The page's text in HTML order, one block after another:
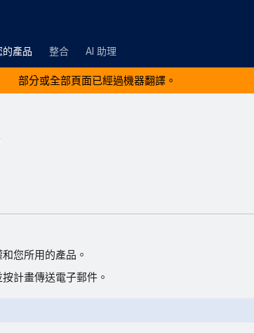
的產品 整合 AI 助理
部分或全部頁面已經過機器翻譯。
您所用的產品。
計畫傳送電子郵件。